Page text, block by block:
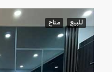
للبيع متاح